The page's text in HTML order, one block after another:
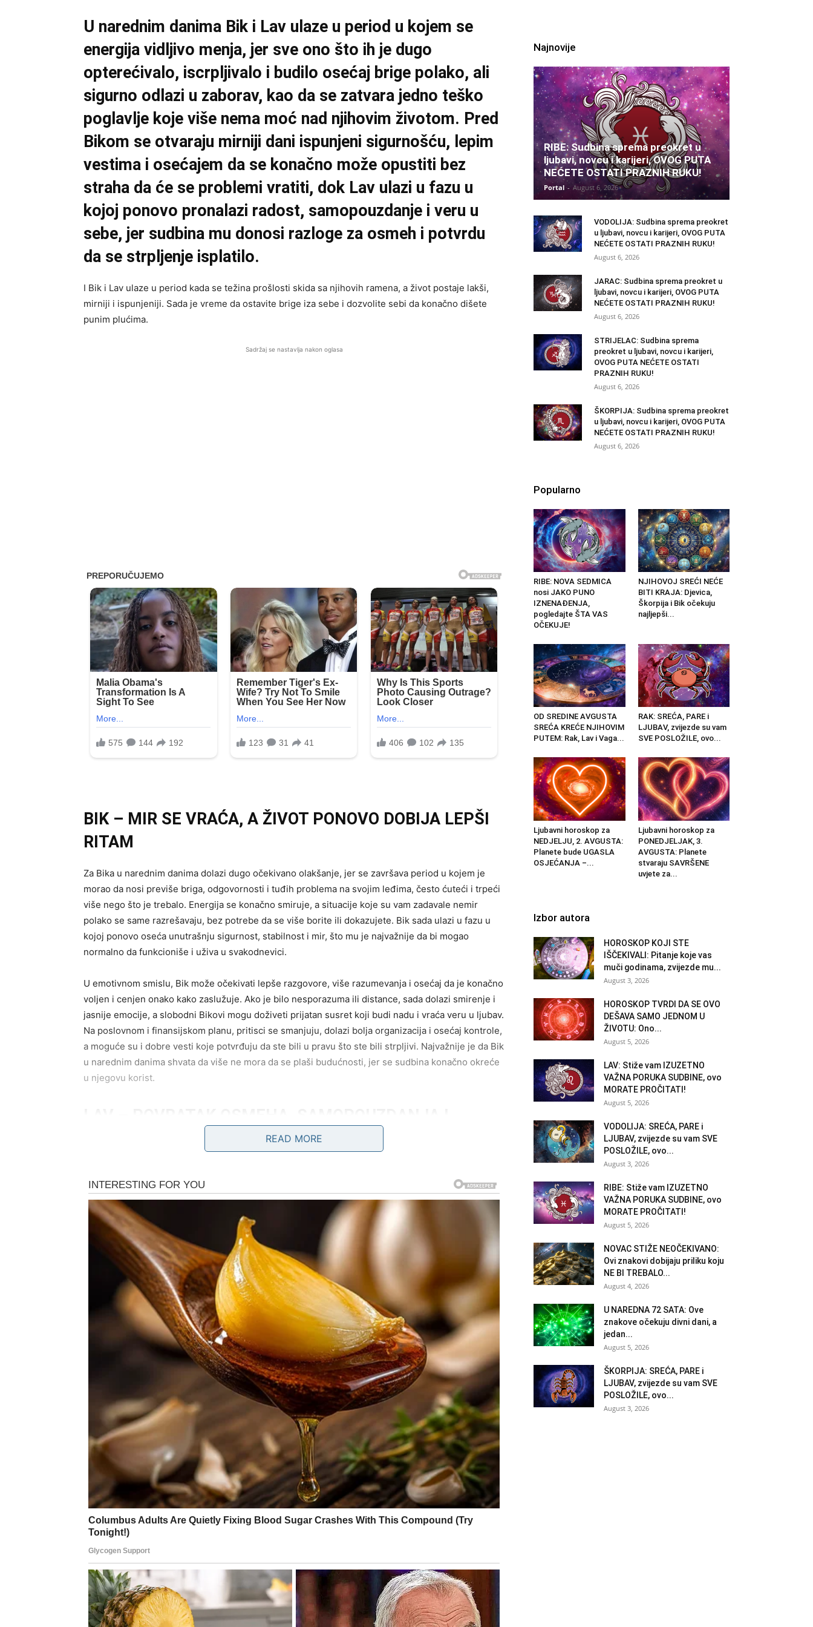
U narednim danima Bik i Lav ulaze u period u kojem se
energija vidljivo menja, jer sve ono što ih je dugo
opterećivalo, iscrpljivalo i budilo osećaj brige polako, ali
sigurno odlazi u zaborav, kao da se zatvara jedno teško
poglavlje koje više nema moć nad njihovim životom. Pred
Bikom se otvaraju mirniji dani ispunjeni sigurnošću, lepim
vestima i osećajem da se konačno može opustiti bez
straha da će se problemi vratiti, dok Lav ulazi u fazu u
kojoj ponovo pronalazi radost, samopouzdanje i veru u
sebe, jer sudbina mu donosi razloge za osmeh i potvrdu
da se strpljenje isplatilo.
I Bik i Lav ulaze u period kada se težina prošlosti skida sa njihovih ramena, a život postaje lakši,
mirniji i ispunjeniji. Sada je vreme da ostavite brige iza sebe i dozvolite sebi da konačno dišete
punim plućima.
Sadržaj se nastavlja nakon oglasa
BIK – MIR SE VRAĆA, A ŽIVOT PONOVO DOBIJA LEPŠI
RITAM
Za Bika u narednim danima dolazi dugo očekivano olakšanje, jer se završava period u kojem je
morao da nosi previše briga, odgovornosti i tuđih problema na svojim leđima, često ćuteći i trpeći
više nego što je trebalo. Energija se konačno smiruje, a situacije koje su vam zadavale nemir
polako se same razrešavaju, bez potrebe da se više borite ili dokazujete. Bik sada ulazi u fazu u
kojoj ponovo oseća unutrašnju sigurnost, stabilnost i mir, što mu je najvažnije da bi mogao
normalno da funkcioniše i uživa u svakodnevici.
U emotivnom smislu, Bik može očekivati lepše razgovore, više razumevanja i osećaj da je konačno
voljen i cenjen onako kako zaslužuje. Ako je bilo nesporazuma ili distance, sada dolazi smirenje i
jasnije emocije, a slobodni Bikovi mogu doživeti prijatan susret koji budi nadu i vraća veru u ljubav.
Na poslovnom i finansijskom planu, pritisci se smanjuju, dolazi bolja organizacija i osećaj kontrole,
a moguće su i dobre vesti koje potvrđuju da ste bili u pravu što ste bili strpljivi. Najvažnije je da Bik
u narednim danima shvata da više ne mora da se plaši budućnosti, jer se sudbina konačno okreće
u njegovu korist.
morao da bude jak i kada mu nije bilo do snage, da se smeje dok je iznutra nosio razočaranja i da
ćuti kada je imao mnogo toga da kaže. Sada se ta faza završava, jer problemi koji su vas pratili
gube moć, a vi ponovo osećate da imate kontrolu nad svojim životom. Energija se podiže, vraća se
optimizam i ona prepoznatljiva Lavovska iskra koja vam daje snagu da idete napred bez straha.
Na polju ljubavi, Lav može očekivati više pažnje, jasnije emocije i situacije koje mu potvrđuju da je
vredan ljubavi i poštovanja. Ako ste u vezi, odnos se može stabilizovati i produbiti kroz iskrene
razgovore, dok slobodni Lavovi mogu upoznati osobu koja ih vidi onakvima kakvi zaista jesu, bez
potrebe da se dokazuju. Poslovno i životno, Lav dobija priliku da se istakne, da reši nešto što ga je
dugo mučilo i da konačno zatvori jedno poglavlje koje je nosilo stres i nesigurnost. Pred vama su
dani u kojima se problemi povlače, a vi ponovo učite da uživate, planirate i verujete da najbolje tek
READ MORE
Najnovije
RIBE: Sudbina sprema preokret u
ljubavi, novcu i karijeri, OVOG PUTA
NEĆETE OSTATI PRAZNIH RUKU!
Portal - August 6, 2026
VODOLIJA: Sudbina sprema preokret
u ljubavi, novcu i karijeri, OVOG PUTA
NEĆETE OSTATI PRAZNIH RUKU!
August 6, 2026
JARAC: Sudbina sprema preokret u
ljubavi, novcu i karijeri, OVOG PUTA
NEĆETE OSTATI PRAZNIH RUKU!
August 6, 2026
STRIJELAC: Sudbina sprema
preokret u ljubavi, novcu i karijeri,
OVOG PUTA NEĆETE OSTATI
PRAZNIH RUKU!
August 6, 2026
ŠKORPIJA: Sudbina sprema preokret
u ljubavi, novcu i karijeri, OVOG PUTA
NEĆETE OSTATI PRAZNIH RUKU!
August 6, 2026
Popularno
RIBE: NOVA SEDMICA
nosi JAKO PUNO
IZNENAĐENJA,
pogledajte ŠTA VAS
OČEKUJE!
NJIHOVOJ SREĆI NEĆE
BITI KRAJA: Djevica,
Škorpija i Bik očekuju
najljepši...
OD SREDINE AVGUSTA
SREĆA KREĆE NJIHOVIM
PUTEM: Rak, Lav i Vaga...
RAK: SREĆA, PARE i
LJUBAV, zvijezde su vam
SVE POSLOŽILE, ovo...
Ljubavni horoskop za
NEDJELJU, 2. AVGUSTA:
Planete bude UGASLA
OSJEĆANJA –...
Ljubavni horoskop za
PONEDJELJAK, 3.
AVGUSTA: Planete
stvaraju SAVRŠENE
uvjete za...
Izbor autora
HOROSKOP KOJI STE
IŠČEKIVALI: Pitanje koje vas
muči godinama, zvijezde mu...
August 3, 2026
HOROSKOP TVRDI DA SE OVO
DEŠAVA SAMO JEDNOM U
ŽIVOTU: Ono...
August 5, 2026
LAV: Stiže vam IZUZETNO
VAŽNA PORUKA SUDBINE, ovo
MORATE PROČITATI!
August 5, 2026
VODOLIJA: SREĆA, PARE i
LJUBAV, zvijezde su vam SVE
POSLOŽILE, ovo...
August 3, 2026
RIBE: Stiže vam IZUZETNO
VAŽNA PORUKA SUDBINE, ovo
MORATE PROČITATI!
August 5, 2026
NOVAC STIŽE NEOČEKIVANO:
Ovi znakovi dobijaju priliku koju
NE BI TREBALO...
August 4, 2026
U NAREDNA 72 SATA: Ove
znakove očekuju divni dani, a
jedan...
August 5, 2026
ŠKORPIJA: SREĆA, PARE i
LJUBAV, zvijezde su vam SVE
POSLOŽILE, ovo...
August 3, 2026